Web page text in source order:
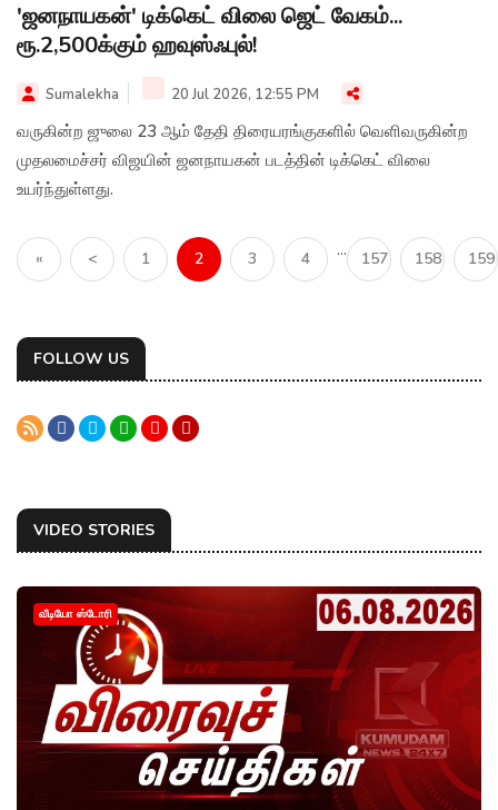
'ஜனநாயகன்' டிக்கெட் விலை ஜெட் வேகம்...
ரூ.2,500க்கும் ஹவுஸ்ஃபுல்!
Sumalekha 20 Jul 2026, 12:55 PM
வருகின்ற ஜுலை 23 ஆம் தேதி திரையரங்குகளில் வெளிவருகின்ற
முதலமைச்சர் விஜயின் ஜனநாயகன் படத்தின் டிக்கெட் விலை
உயர்ந்துள்ளது.
« < 1 2 3 4 ... 157 158 159
FOLLOW US
VIDEO STORIES
வீடியோ ஸ்டோரி